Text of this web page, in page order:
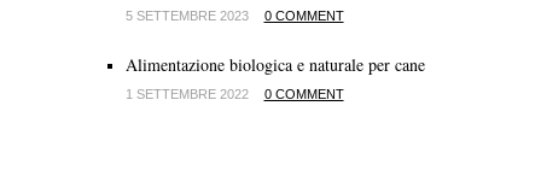
5 SETTEMBRE 2023 0 COMMENT
Alimentazione biologica e naturale per cane
1 SETTEMBRE 2022 0 COMMENT